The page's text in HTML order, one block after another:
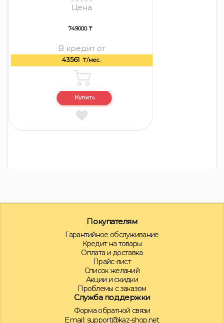
Цена
749000 ₸
В кредит от
43561 ₸/мес.
Покупателям
Гарантийное обслуживание
Кредит на товары
Оплата и доставка
Прайс-лист
Список желаний
Акции и скидки
Проблемы с заказом
Служба поддержки
Форма обратной связи
Email: support@kaz-shop.net